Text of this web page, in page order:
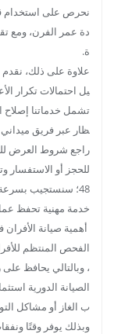
نحرص على استخدام
دة عمر الفرن، ومع
ة.
علاوة على ذلك، نقدم
يل احتمالات تكرار
تشمل خدماتنا إصلاح
ظار عبر فريق
48؛ سنستجيب
خدمة مهنية تحفظ
أهمية صيانة الأفران
الفحص المنتظم
، وبالتالي يحافظ
الصيانة الدورية
ب الغاز أو مشاكل
وبذلك يوفر وقتًا